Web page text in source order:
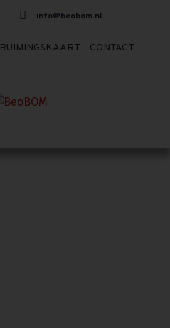
info@beobom.nl
RUIMINGSKAART CONTACT